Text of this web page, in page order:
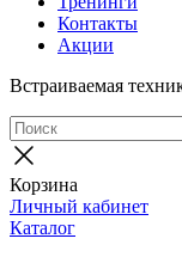
Контакты
Акции
Встраиваемая
Корзина
Личный кабинет
Каталог